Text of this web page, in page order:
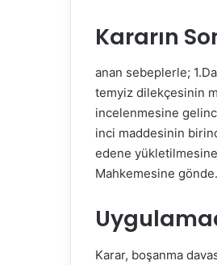
Kararın
anan sebeplerle;
temyiz dilekçesinin
incelenmesine
inci maddesinin
edene
Mahkemesine
Karar, boşanma